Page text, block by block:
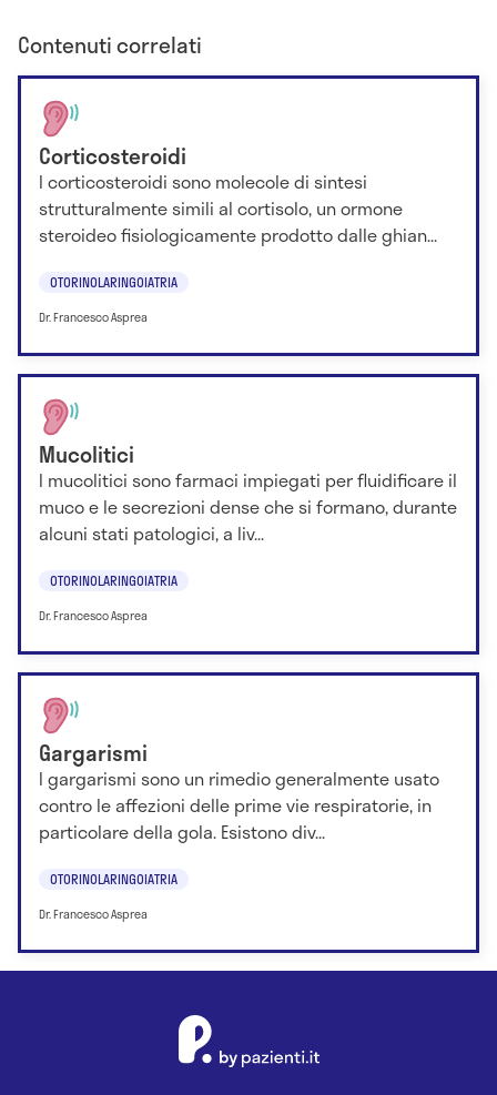
Contenuti correlati
Corticosteroidi
I corticosteroidi sono molecole di sintesi
strutturalmente simili al cortisolo, un ormone
steroideo fisiologicamente prodotto dalle ghian...
OTORINOLARINGOIATRIA
Dr. Francesco Asprea
Mucolitici
I mucolitici sono farmaci impiegati per fluidificare il
muco e le secrezioni dense che si formano, durante
alcuni stati patologici, a liv...
OTORINOLARINGOIATRIA
Dr. Francesco Asprea
Gargarismi
I gargarismi sono un rimedio generalmente usato
contro le affezioni delle prime vie respiratorie, in
particolare della gola. Esistono div...
OTORINOLARINGOIATRIA
Dr. Francesco Asprea